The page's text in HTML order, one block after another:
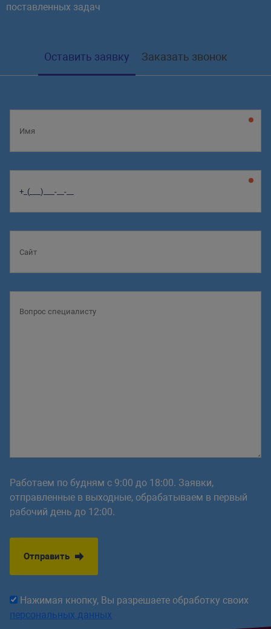
поставленных задач
Оставить заявку Заказать звонок
Работаем по будням с 9:00 до 18:00. Заявки,
отправленные в выходные, обрабатываем в первый
рабочий день до 12:00.
Отправить
Нажимая кнопку, Вы разрешаете обработку своих
персональных данных